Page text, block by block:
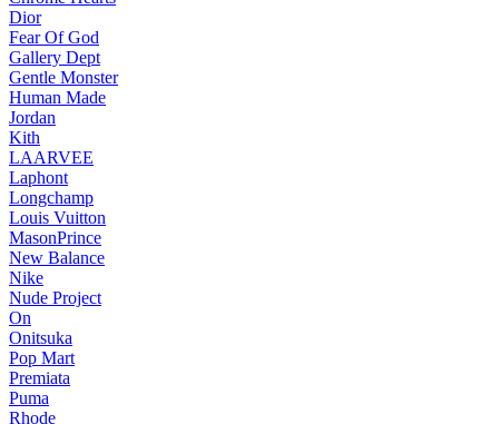
Dior
Fear Of God
Gallery Dept
Gentle Monster
Human Made
Jordan
Kith
LAARVEE
Laphont
Longchamp
Louis Vuitton
MasonPrince
New Balance
Nike
Nude Project
On
Onitsuka
Pop Mart
Premiata
Puma
Rhode